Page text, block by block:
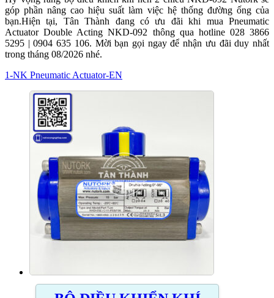
góp phần nâng cao hiệu suất làm việc hệ thống đường ống của
bạn.Hiện tại, Tân Thành đang có ưu đãi khi mua Pneumatic
Actuator Double Acting NKD-092 thông qua hotline 028 3866
5295 | 0904 635 106. Mời bạn gọi ngay để nhận ưu đãi duy nhất
trong tháng 08/2026 nhé.
1-NK Pneumatic Actuator-EN